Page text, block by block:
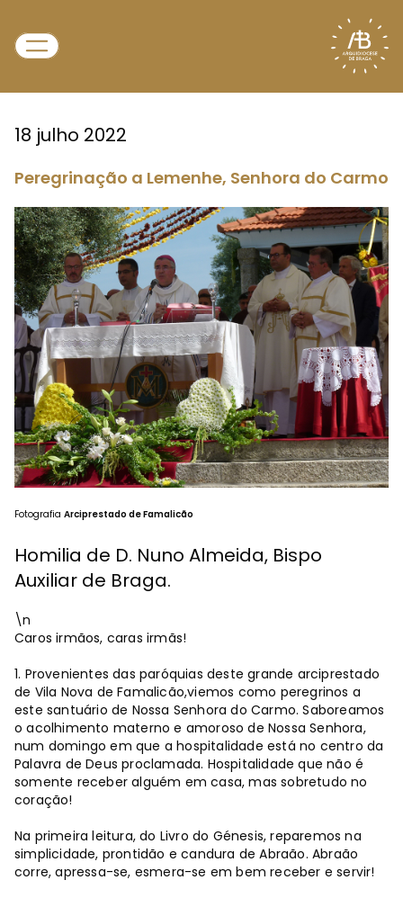
18 julho 2022
Peregrinação a Lemenhe, Senhora do Carmo
Fotografia Arciprestado de Famalicão
Homilia de D. Nuno Almeida, Bispo
Auxiliar de Braga.
\n
Caros irmãos, caras irmãs!
1. Provenientes das paróquias deste grande arciprestado
de Vila Nova de Famalicão,viemos como peregrinos a
este santuário de Nossa Senhora do Carmo. Saboreamos
o acolhimento materno e amoroso de Nossa Senhora,
num domingo em que a hospitalidade está no centro da
Palavra de Deus proclamada. Hospitalidade que não é
somente receber alguém em casa, mas sobretudo no
coração!
Na primeira leitura, do Livro do Génesis, reparemos na
simplicidade, prontidão e candura de Abraão. Abraão
corre, apressa-se, esmera-se em bem receber e servir!